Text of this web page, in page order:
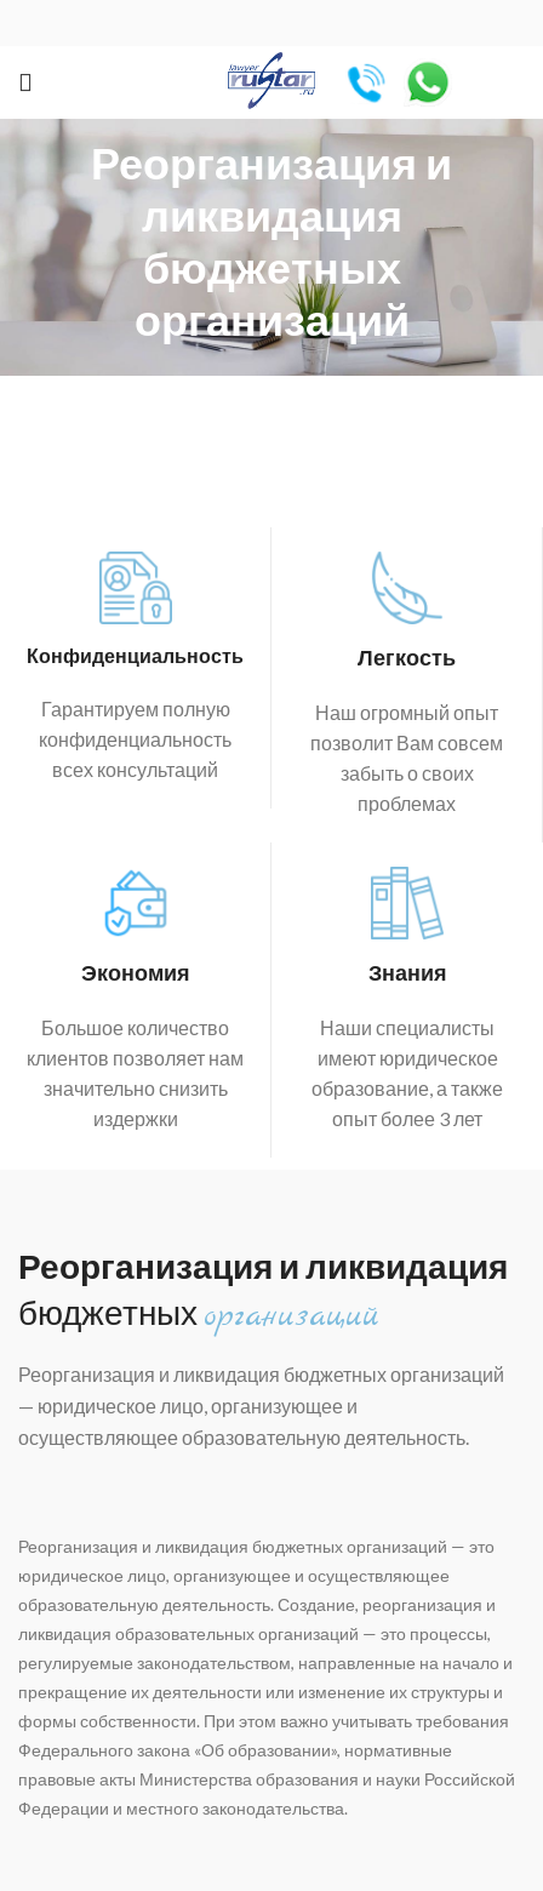
Реорганизация и
ликвидация
бюджетных
организаций
Конфиденциальность
Гарантируем полную
конфиденциальность
всех консультаций
Легкость
Наш огромный опыт
позволит Вам совсем
забыть о своих
проблемах
Экономия
Большое количество
клиентов позволяет нам
значительно снизить
издержки
Знания
Наши специалисты
имеют юридическое
образование, а также
опыт более 3 лет
Реорганизация и ликвидация
бюджетныхорганизаций
Реорганизация и ликвидация бюджетных организаций
— юридическое лицо, организующее и
осуществляющее образовательную деятельность.
Реорганизация и ликвидация бюджетных организаций — это
юридическое лицо, организующее и осуществляющее
образовательную деятельность. Создание, реорганизация и
ликвидация образовательных организаций — это процессы,
регулируемые законодательством, направленные на начало и
прекращение их деятельности или изменение их структуры и
формы собственности. При этом важно учитывать требования
Федерального закона «Об образовании», нормативные
правовые акты Министерства образования и науки Российской
Федерации и местного законодательства.